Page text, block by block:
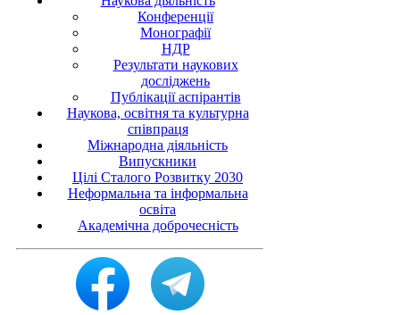
Конференції
Монографії
НДР
Результати наукових
досліджень
Публікації аспірантів
Hаукова, освітня та культурна
співпраця
Міжнародна діяльність
Випускники
Цілі Сталого Розвитку 2030
Неформальна та інформальна
освіта
Академічна доброчесність